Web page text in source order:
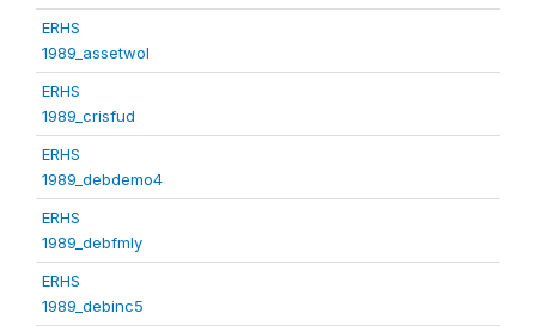
ERHS
1989_assetwol
ERHS
1989_crisfud
ERHS
1989_debdemo4
ERHS
1989_debfmly
ERHS
1989_debinc5